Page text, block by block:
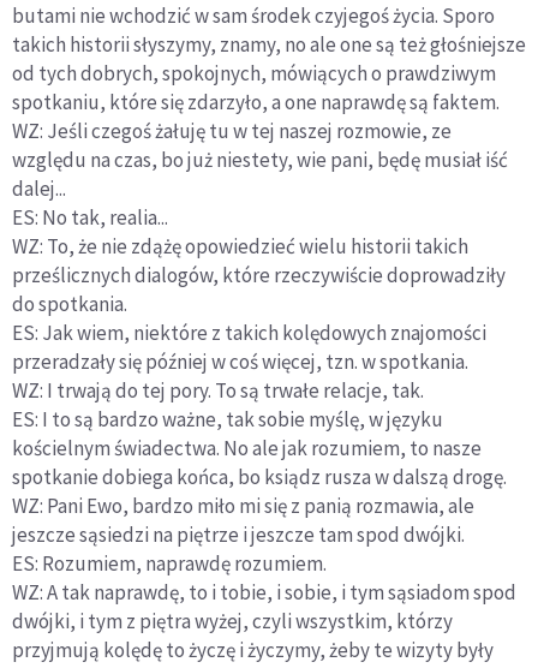
butami nie wchodzić w sam środek czyjegoś życia. Sporo
takich historii słyszymy, znamy, no ale one są też głośniejsze
od tych dobrych, spokojnych, mówiących o prawdziwym
spotkaniu, które się zdarzyło, a one naprawdę są faktem.
WZ: Jeśli czegoś żałuję tu w tej naszej rozmowie, ze
względu na czas, bo już niestety, wie pani, będę musiał iść
dalej...
ES: No tak, realia...
WZ: To, że nie zdążę opowiedzieć wielu historii takich
prześlicznych dialogów, które rzeczywiście doprowadziły
do spotkania.
ES: Jak wiem, niektóre z takich kolędowych znajomości
przeradzały się później w coś więcej, tzn. w spotkania.
WZ: I trwają do tej pory. To są trwałe relacje, tak.
ES: I to są bardzo ważne, tak sobie myślę, w języku
kościelnym świadectwa. No ale jak rozumiem, to nasze
spotkanie dobiega końca, bo ksiądz rusza w dalszą drogę.
WZ: Pani Ewo, bardzo miło mi się z panią rozmawia, ale
jeszcze sąsiedzi na piętrze i jeszcze tam spod dwójki.
ES: Rozumiem, naprawdę rozumiem.
WZ: A tak naprawdę, to i tobie, i sobie, i tym sąsiadom spod
dwójki, i tym z piętra wyżej, czyli wszystkim, którzy
przyjmują kolędę to życzę i życzymy, żeby te wizyty były